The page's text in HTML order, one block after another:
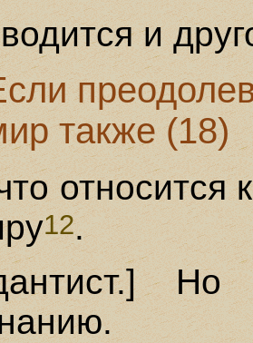
и
также (18)
относится
12.